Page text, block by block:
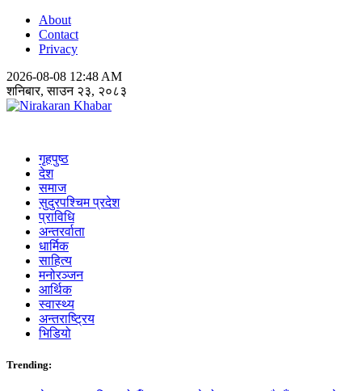
About
Contact
Privacy
2026-08-08 12:48 AM
शनिबार, साउन २३, २०८३
गृहपुष्ठ
देश
समाज
सुदुरपश्चिम प्रदेश
प्राविधि
अन्तरर्वाता
धार्मिक
साहित्य
मनोरञ्जन
आर्थिक
स्वास्थ्य
अन्तराष्ट्रिय
भिडियो
Trending: